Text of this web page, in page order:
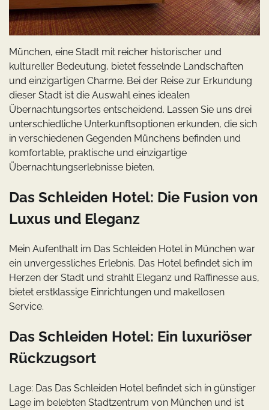
München, eine Stadt mit reicher historischer und
kultureller Bedeutung, bietet fesselnde Landschaften
und einzigartigen Charme. Bei der Reise zur Erkundung
dieser Stadt ist die Auswahl eines idealen
Übernachtungsortes entscheidend. Lassen Sie uns drei
unterschiedliche Unterkunftsoptionen erkunden, die sich
in verschiedenen Gegenden Münchens befinden und
komfortable, praktische und einzigartige
Übernachtungserlebnisse bieten.
Das Schleiden Hotel: Die Fusion von
Luxus und Eleganz
Mein Aufenthalt im Das Schleiden Hotel in München war
ein unvergessliches Erlebnis. Das Hotel befindet sich im
Herzen der Stadt und strahlt Eleganz und Raffinesse aus,
bietet erstklassige Einrichtungen und makellosen
Service.
Das Schleiden Hotel: Ein luxuriöser
Rückzugsort
Lage: Das Das Schleiden Hotel befindet sich in günstiger
Lage im belebten Stadtzentrum von München und ist